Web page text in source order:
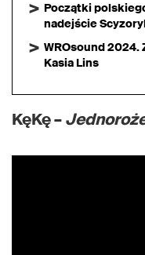
Początki
nadejście
WROsound 2024.
Kasia Lins
KęKę –